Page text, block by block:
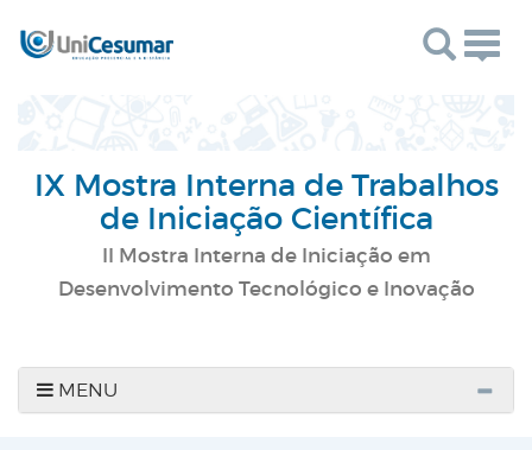
IX Mostra Interna de Trabalhos
de Iniciação Científica
II Mostra Interna de Iniciação em
Desenvolvimento Tecnológico e Inovação
MENU